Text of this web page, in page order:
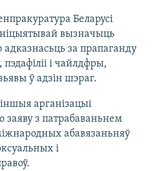
Беларусі
вызначыць
за прапаганду
і чайлдфры,
ў адзін шэраг.
арганізацыі
заяву з патрабаваньнем
абавязаньняў
і